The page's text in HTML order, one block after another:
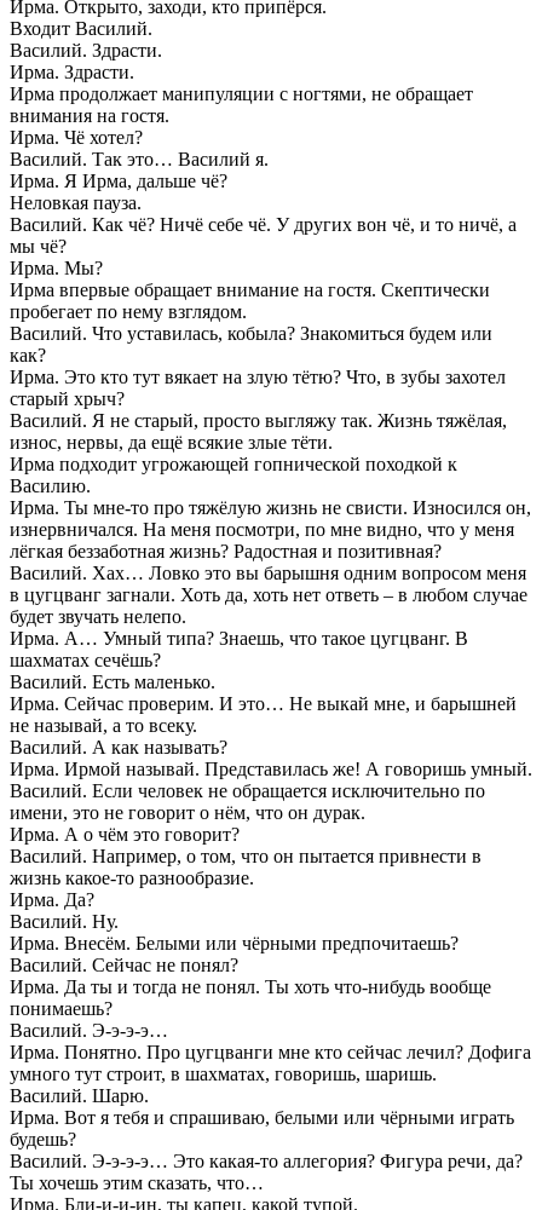
Ирма. Открыто, заходи, кто припёрся.
Входит Василий.
Василий. Здрасти.
Ирма. Здрасти.
Ирма продолжает манипуляции с ногтями, не обращает
внимания на гостя.
Ирма. Чё хотел?
Василий. Так это… Василий я.
Ирма. Я Ирма, дальше чё?
Неловкая пауза.
Василий. Как чё? Ничё себе чё. У других вон чё, и то ничё, а
мы чё?
Ирма. Мы?
Ирма впервые обращает внимание на гостя. Скептически
пробегает по нему взглядом.
Василий. Что уставилась, кобыла? Знакомиться будем или
как?
Ирма. Это кто тут вякает на злую тётю? Что, в зубы захотел
старый хрыч?
Василий. Я не старый, просто выгляжу так. Жизнь тяжёлая,
износ, нервы, да ещё всякие злые тёти.
Ирма подходит угрожающей гопнической походкой к
Василию.
Ирма. Ты мне-то про тяжёлую жизнь не свисти. Износился он,
изнервничался. На меня посмотри, по мне видно, что у меня
лёгкая беззаботная жизнь? Радостная и позитивная?
Василий. Хах… Ловко это вы барышня одним вопросом меня
в цугцванг загнали. Хоть да, хоть нет ответь – в любом случае
будет звучать нелепо.
Ирма. А… Умный типа? Знаешь, что такое цугцванг. В
шахматах сечёшь?
Василий. Есть маленько.
Ирма. Сейчас проверим. И это… Не выкай мне, и барышней
не называй, а то всеку.
Василий. А как называть?
Ирма. Ирмой называй. Представилась же! А говоришь умный.
Василий. Если человек не обращается исключительно по
имени, это не говорит о нём, что он дурак.
Ирма. А о чём это говорит?
Василий. Например, о том, что он пытается привнести в
жизнь какое-то разнообразие.
Ирма. Да?
Василий. Ну.
Ирма. Внесём. Белыми или чёрными предпочитаешь?
Василий. Сейчас не понял?
Ирма. Да ты и тогда не понял. Ты хоть что-нибудь вообще
понимаешь?
Василий. Э-э-э-э…
Ирма. Понятно. Про цугцванги мне кто сейчас лечил? Дофига
умного тут строит, в шахматах, говоришь, шаришь.
Василий. Шарю.
Ирма. Вот я тебя и спрашиваю, белыми или чёрными играть
будешь?
Василий. Э-э-э-э… Это какая-то аллегория? Фигура речи, да?
Ты хочешь этим сказать, что…
Ирма. Бли-и-и-ин, ты капец, какой тупой.